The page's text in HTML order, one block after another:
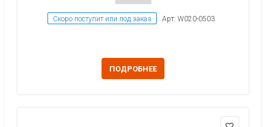
Скоро поступит или под заказ Арт: W020-0503
ПОДРОБНЕЕ